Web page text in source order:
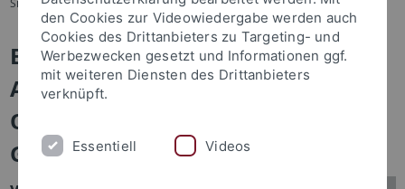
Sie sind hier: Startseite ... Publikationen
Echte Beratung oder „ethischer
Anstrich“? Zu den Grenzen von
Organisationsethik im
Gesundheitswesen
den Cookies zur Videowiedergabe werden auch
Cookies des Drittanbieters zu Targeting- und
Werbezwecken gesetzt und Informationen ggf.
mit weiteren Diensten des Drittanbieters
verknüpft.
Essentiell Videos